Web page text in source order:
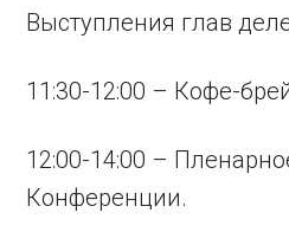
Выступления глав
11:30-12:00 – Кофе-
12:00-14:00 –
Конференции.